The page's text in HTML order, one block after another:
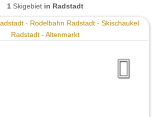
1Skigebiet in Radstadt